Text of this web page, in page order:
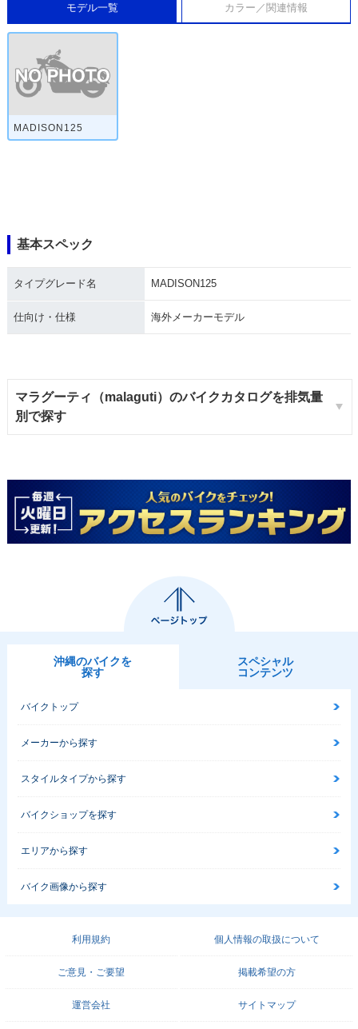
モデル一覧 カラー／関連情報
MADISON125
基本スペック
タイプグレード名 MADISON125
仕向け・仕様 海外メーカーモデル
マラグーティ（malaguti）のバイクカタログを排気量
別で探す
沖縄のバイクを
探す
スペシャル
コンテンツ
バイクトップ
メーカーから探す
スタイルタイプから探す
バイクショップを探す
エリアから探す
バイク画像から探す
利用規約 個人情報の取扱について
ご意見・ご要望 掲載希望の方
運営会社 サイトマップ